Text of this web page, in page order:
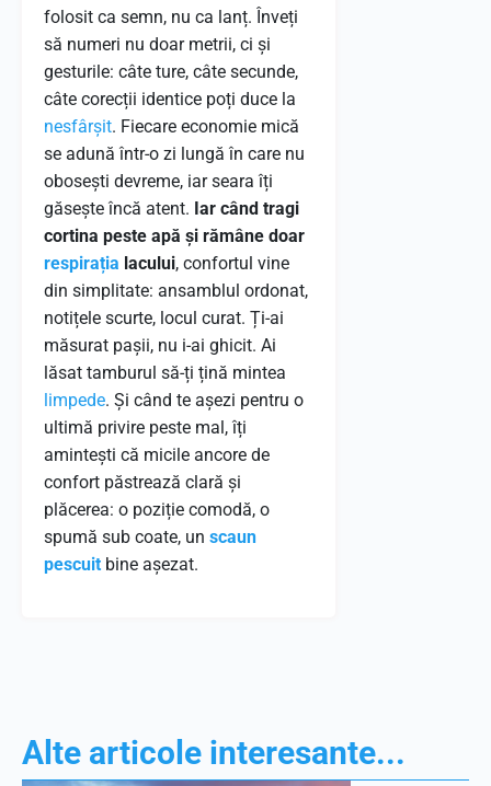
folosit ca semn, nu ca lanț. Înveți
să numeri nu doar metrii, ci și
gesturile: câte ture, câte secunde,
câte corecții identice poți duce la
nesfârșit. Fiecare economie mică
se adună într-o zi lungă în care nu
obosești devreme, iar seara îți
găsește încă atent. Iar când tragi
cortina peste apă și rămâne doar
respirația lacului, confortul vine
din simplitate: ansamblul ordonat,
notițele scurte, locul curat. Ți-ai
măsurat pașii, nu i-ai ghicit. Ai
lăsat tamburul să-ți țină mintea
limpede. Și când te așezi pentru o
ultimă privire peste mal, îți
amintești că micile ancore de
confort păstrează clară și
plăcerea: o poziție comodă, o
spumă sub coate, un scaun
pescuit bine așezat.
Alte articole interesante...